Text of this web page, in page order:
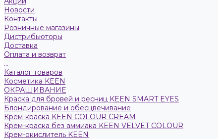
Новости
Контакты
Розничные магазины
Дистрибьюторы
Доставка
Оплата и возврат
...
Каталог товаров
Косметика KEEN
ОКРАШИВАНИЕ
Краска для бровей и ресниц KEEN SMART EYES
Блондирование и обесцвечивание
Крем-краска KEEN COLOUR CREAM
Крем-краска без аммиака KEEN VELVET COLOUR
Крем-окислитель KEEN